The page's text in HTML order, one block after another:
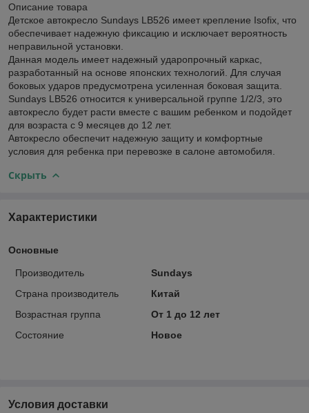
Описание товара
Детское автокресло Sundays LB526 имеет крепление Isofix, что
обеспечивает надежную фиксацию и исключает вероятность
неправильной установки.
Данная модель имеет надежный ударопрочный каркас,
разработанный на основе японских технологий. Для случая
боковых ударов предусмотрена усиленная боковая защита.
Sundays LB526 относится к универсальной группе 1/2/3, это
автокресло будет расти вместе с вашим ребенком и подойдет
для возраста с 9 месяцев до 12 лет.
Автокресло обеспечит надежную защиту и комфортные
условия для ребенка при перевозке в салоне автомобиля.
Скрыть
Характеристики
Основные
Производитель
Sundays
Страна производитель
Китай
Возрастная группа
От 1 до 12 лет
Состояние
Новое
Условия доставки